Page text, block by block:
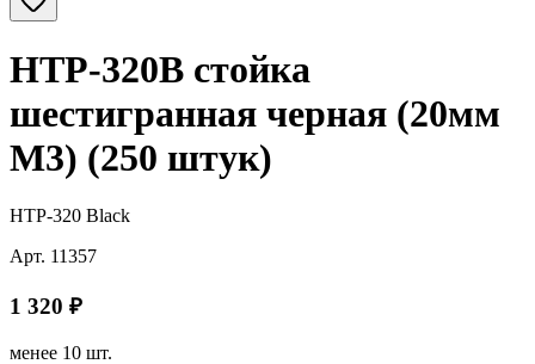
HTP-320B стойка
шестигранная черная (20мм
M3) (250 штук)
HTP-320 Black
Арт. 11357
1 320 ₽
менее 10 шт.